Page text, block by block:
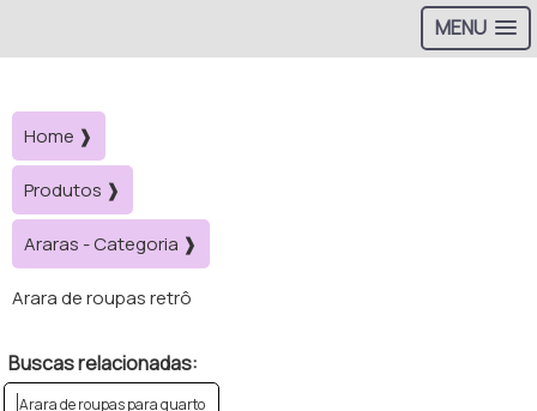
MENU
Home ❱
Produtos ❱
Araras - Categoria ❱
Arara de roupas retrô
Buscas relacionadas:
Arara de roupas para quarto